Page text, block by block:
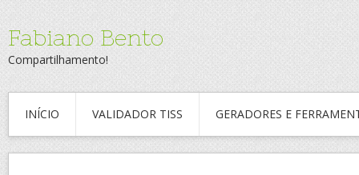
Fabiano Bento
Compartilhamento!
INÍCIO VALIDADOR TISS GERADORES E